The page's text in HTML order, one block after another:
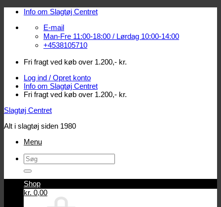
Fortsæt
indhold
Info om Slagtøj Centret
E-mail
Man-Fre 11:00-18:00 / Lørdag 10:00-14:00
+4538105710
Fri fragt ved køb over 1.200,- kr.
Log ind / Opret konto
Info om Slagtøj Centret
Fri fragt ved køb over 1.200,- kr.
Slagtøj Centret
Alt i slagtøj siden 1980
Menu
Søg
efter:
Log ind / Opret konto
kr. 0,00
Shop